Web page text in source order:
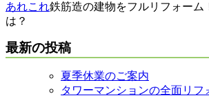
あれこれ鉄筋造の建物をフルリフォーム
は？
最新の投稿
夏季休業のご案内
タワーマンションの全面リフ